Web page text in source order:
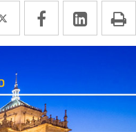
Twitter
Enlace
a
aplicación
externa.
Facebook
Enlace
a
externa.
Enlace
a